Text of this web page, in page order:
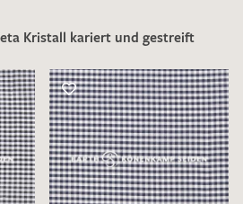
SENDEN
Kristall kariert und gestreift